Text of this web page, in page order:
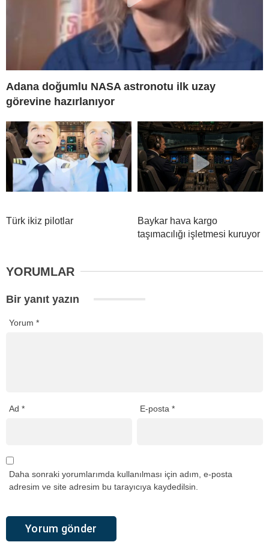
Adana doğumlu NASA astronotu ilk uzay
görevine hazırlanıyor
Türk ikiz pilotlar
Baykar hava kargo
taşımacılığı işletmesi kuruyor
YORUMLAR
Bir yanıt yazın
Yorum *
Ad * E-posta*
Daha sonraki yorumlarımda kullanılması için adım, e-posta
adresim ve site adresim bu tarayıcıya kaydedilsin.